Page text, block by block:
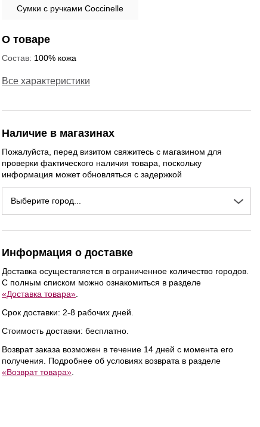
NEW NEW
Сумки с ручками Coccinelle
О товаре
Состав: 100% кожа
Все характеристики
Наличие в магазинах
Пожалуйста, перед визитом свяжитесь с магазином для
проверки фактического наличия товара, поскольку
информация может обновляться с задержкой
Выберите город...
Информация о доставке
Доставка осуществляется в ограниченное количество городов.
С полным списком можно ознакомиться в разделе
«Доставка товара»
Срок доставки: 2-8 рабочих дней.
Стоимость доставки: бесплатно.
Возврат заказа возможен в течение 14 дней с момента его
получения. Подробнее об условиях возврата в разделе
«Возврат товара»